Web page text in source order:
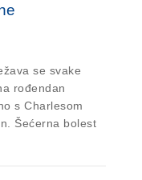
se svake
rođendan
s Charlesom
Šećerna bolest